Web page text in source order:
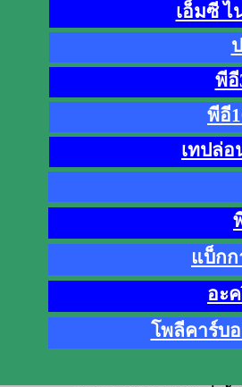
เอ็มซี ไ
พีอี
พีอี
เทปล่อ
แบ็กก
อะ
โพลีคาร์บอ